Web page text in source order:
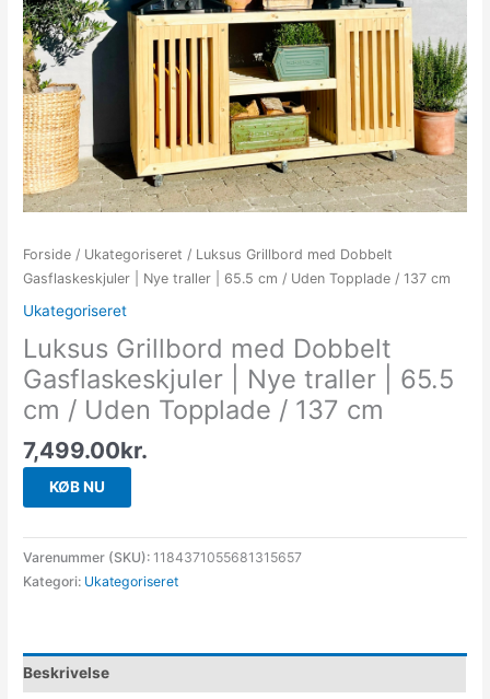
Forside / Ukategoriseret / Luksus Grillbord med Dobbelt
Gasflaskeskjuler | Nye traller | 65.5 cm / Uden Topplade / 137 cm
Ukategoriseret
Luksus Grillbord med Dobbelt
Gasflaskeskjuler | Nye traller | 65.5
cm / Uden Topplade / 137 cm
7,499.00kr.
KØB NU
Varenummer (SKU): 1184371055681315657
Kategori: Ukategoriseret
Beskrivelse